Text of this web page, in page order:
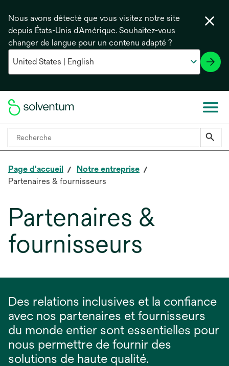
Nous avons détecté que vous visitez notre site
depuis États-Unis d'Amérique. Souhaitez-vous
changer de langue pour un contenu adapté ?
Page d'accueil
Notre entreprise
Partenaires & fournisseurs
Partenaires &
fournisseurs
Des relations inclusives et la confiance
avec nos partenaires et fournisseurs
du monde entier sont essentielles pour
nous permettre de fournir des
solutions de haute qualité.